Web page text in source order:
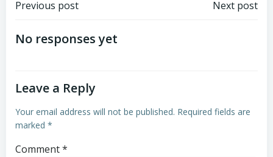
Post
navigation
Previous post Next post
No responses yet
Leave a Reply
Your email address will not be published. Required fields are
marked *
Comment*